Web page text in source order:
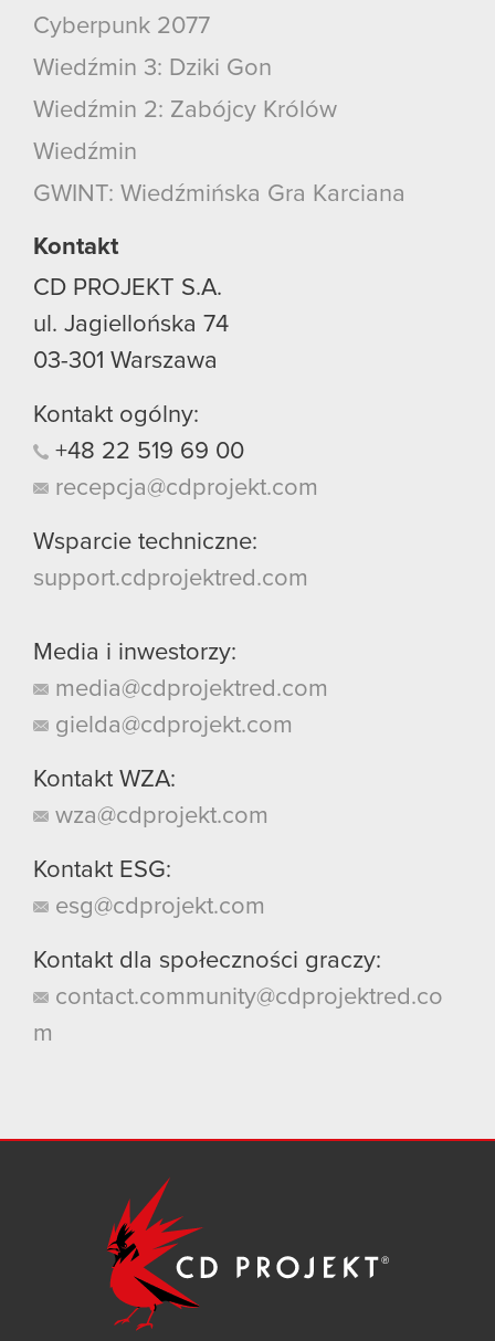
Cyberpunk 2077
Wiedźmin 3: Dziki Gon
Wiedźmin 2: Zabójcy Królów
Wiedźmin
GWINT: Wiedźmińska Gra Karciana
Kontakt
CD PROJEKT S.A.
ul. Jagiellońska 74
03-301 Warszawa
Kontakt ogólny:
+48 22 519 69 00
recepcja@cdprojekt.com
Wsparcie techniczne:
support.cdprojektred.com
Media i inwestorzy:
media@cdprojektred.com
gielda@cdprojekt.com
Kontakt WZA:
wza@cdprojekt.com
Kontakt ESG:
esg@cdprojekt.com
Kontakt dla społeczności graczy:
contact.community@cdprojektred.co
m